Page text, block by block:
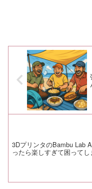
3DプリンタのBambu Lab
ったら楽しすぎて困ってし